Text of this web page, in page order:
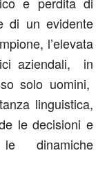
di un evidente
l’elevata
aziendali, in
solo uomini,
linguistica,
le decisioni e
dinamiche